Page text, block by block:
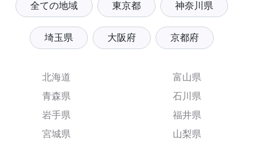
全ての地域 東京都 神奈川県
埼玉県 大阪府 京都府
北海道
青森県
岩手県
宮城県
富山県
石川県
福井県
山梨県